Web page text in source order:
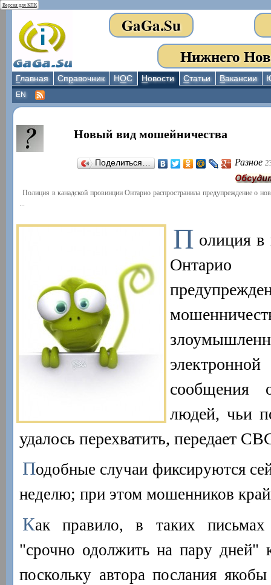
Версия для КПК
GaGa.Su
Нижнего
Главная Справочник НОС Новости Статьи Вакансии
EN
Новый вид мошейничества
Поделиться… Разное
Полиция в канадской провинции Онтарио распространила предупреждение о
...
П олиция в
Онтарио
сообщения
людей, чьи
удалось перехватить, передает
Подобные случаи фиксируются
неделю; при этом мошенников
Как правило, в таких письмах
"срочно одолжить на пару дней"
поскольку автора послания